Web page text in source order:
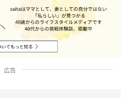
広告